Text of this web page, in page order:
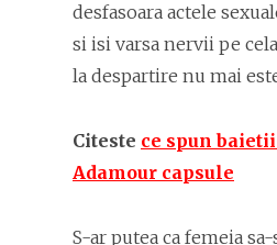
desfasoara actele
si isi varsa nervii pe
la despartire nu mai
Citeste ce spun
Adamour capsule
S-ar putea ca femeia